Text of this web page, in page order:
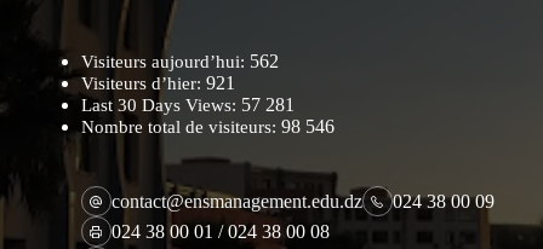
Visiteurs aujourd’hui: 562
Visiteurs d’hier: 921
Last 30 Days Views: 57 281
Nombre total de visiteurs: 98 546
contact@ensmanagement.edu.dz
024 38 00 09
024 38 00 01 / 024 38 00 08